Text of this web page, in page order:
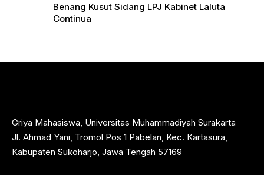
Benang Kusut Sidang LPJ Kabinet Laluta
Continua
Griya Mahasiswa, Universitas Muhammadiyah Surakarta
Jl. Ahmad Yani, Tromol Pos 1 Pabelan, Kec. Kartasura,
Kabupaten Sukoharjo, Jawa Tengah 57169